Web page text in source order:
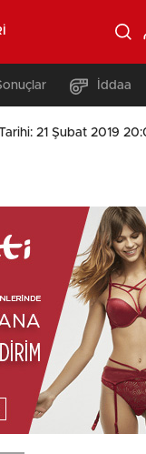
İddaa
21 Şubat 2019